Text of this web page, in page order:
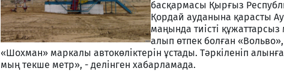
басқармасы Қырғыз
Қордай ауданына қарасты
маңында тиісті
алып өтпек болған
«Шохман» маркалы автокөліктерін ұстады. Тәркіленіп
мың текше метр», - делінген хабарламада.